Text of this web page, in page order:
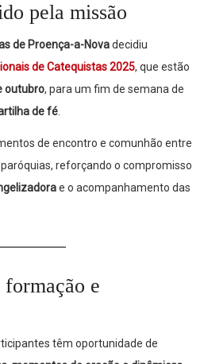
pela missão
de Proença-a-Novadecidiu
de Catequistas 2025, que estão
outubro, para um fim de semana de
de fé.
de encontro e comunhão entre
reforçando o compromisso
e o acompanhamento das
e
têm oportunidade de